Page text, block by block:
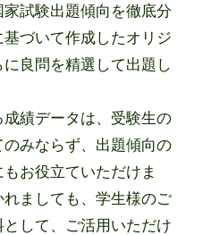
試験出題傾向を徹底分
づいて作成したオリジ
良問を精選して出題し
績データは、受験生の
みならず、出題傾向の
お役立ていただけま
ましても、学生様のご
して、ご活用いただけ